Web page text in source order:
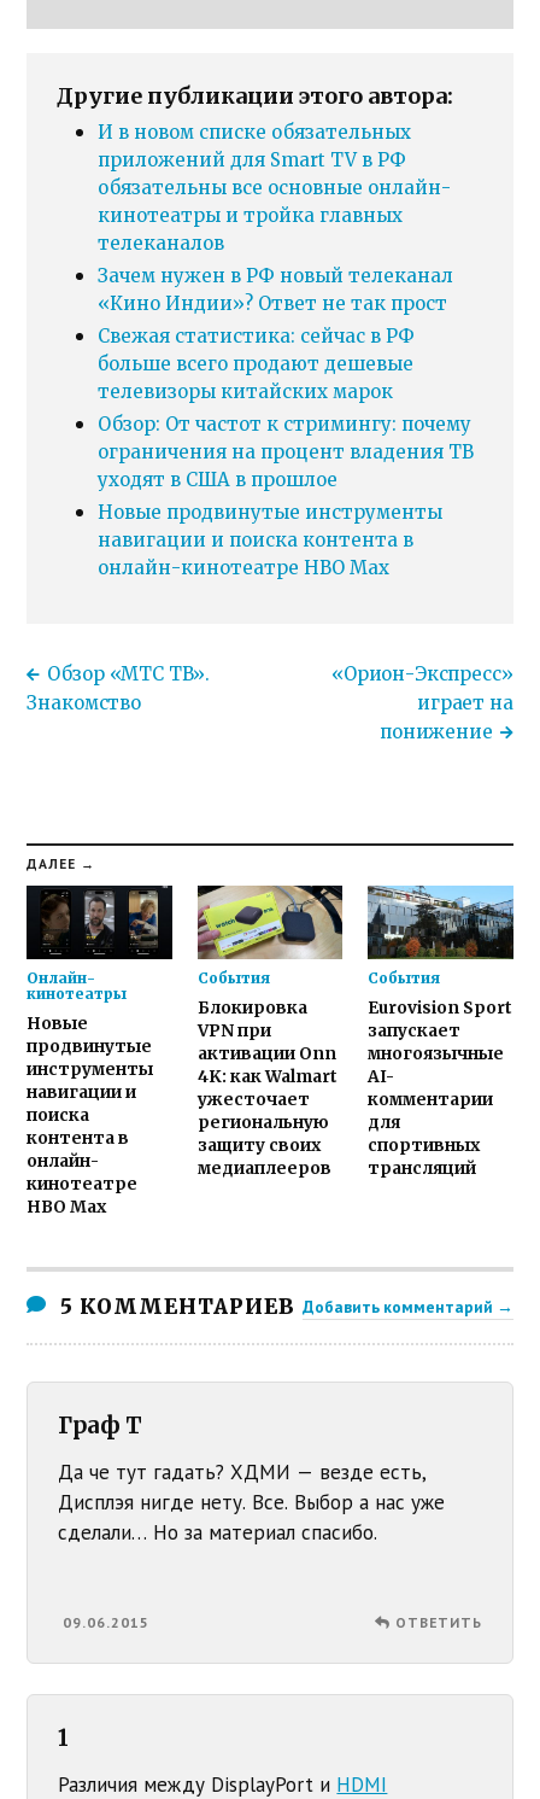
Другие публикации этого автора:
И в новом списке обязательных
приложений для Smart TV в РФ
обязательны все основные онлайн-
кинотеатры и тройка главных
телеканалов
Зачем нужен в РФ новый телеканал
«Кино Индии»? Ответ не так прост
Свежая статистика: сейчас в РФ
больше всего продают дешевые
телевизоры китайских марок
Обзор: От частот к стримингу: почему
ограничения на процент владения ТВ
уходят в США в прошлое
Новые продвинутые инструменты
навигации и поиска контента в
онлайн-кинотеатре HBO Max
Обзор «МТС ТВ».
Знакомство
«Орион-Экспресс»
играет на
понижение
ДАЛЕЕ →
Онлайн-
кинотеатры
Новые
продвинутые
инструменты
навигации и
поиска
контента в
онлайн-
кинотеатре
HBO Max
События
Блокировка
VPN при
активации Onn
4K: как Walmart
ужесточает
региональную
защиту своих
медиаплееров
События
Eurovision Sport
запускает
многоязычные
AI-
комментарии
для
спортивных
трансляций
5 КОММЕНТАРИЕВ Добавить комментарий →
Граф Т
Да че тут гадать? ХДМИ — везде есть,
Дисплэя нигде нету. Все. Выбор а нас уже
сделали… Но за материал спасибо.
09.06.2015 ОТВЕТИТЬ
1
Различия между DisplayPort и HDMI